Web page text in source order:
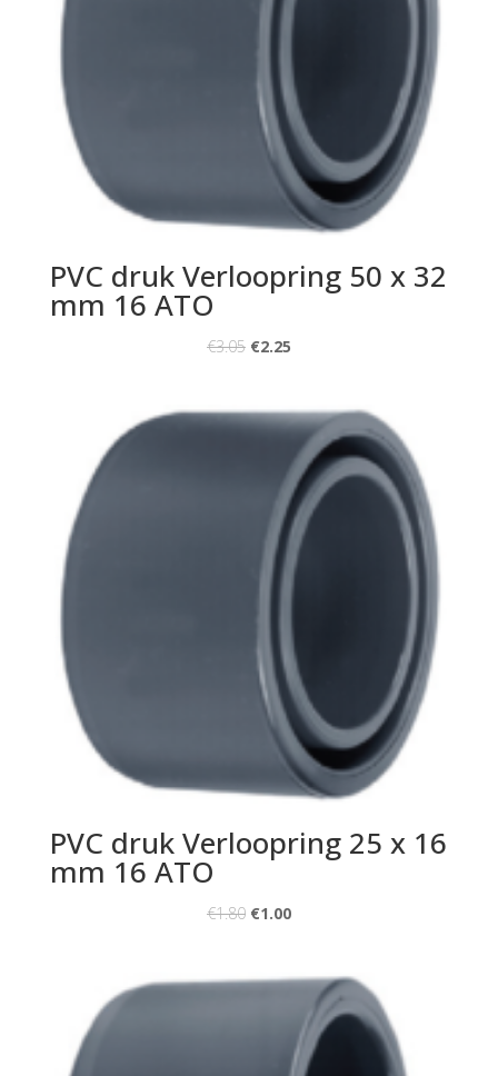
PVC druk Verloopring 50 x 32
mm 16 ATO
€3.05 €2.25
PVC druk Verloopring 25 x 16
mm 16 ATO
€1.80 €1.00